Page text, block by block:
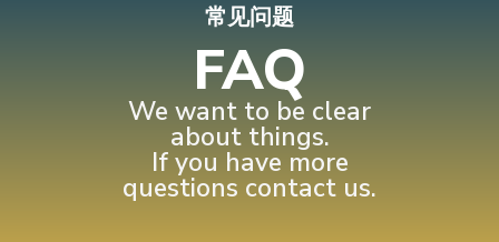
常见问题
FAQ
We want to be clear
about things.
If you have more
questions contact us.